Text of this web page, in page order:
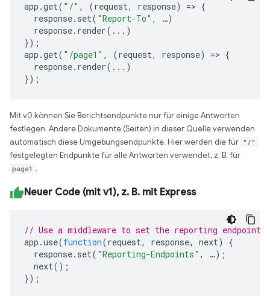
app .get( "/" , (request, response) => {
response. set( "Report-To" , …)
response. render(...)
});
app .get( "/page1" , (request, response) => {
response. render(...)
});
Mit v0 können Sie Berichtsendpunkte nur für einige Antworten
festlegen. Andere Dokumente (Seiten) in dieser Quelle verwenden
automatisch diese Umgebungsendpunkte. Hier werden die für "/"
festgelegten Endpunkte für alle Antworten verwendet, z. B. für
page1 .
Neuer Code (mit v1), z. B. mit Express
// Use a middleware to set the reporting
app .use(function(request, response, next)
{
response. set( "Reporting-Endpoints" , …);
next();
});